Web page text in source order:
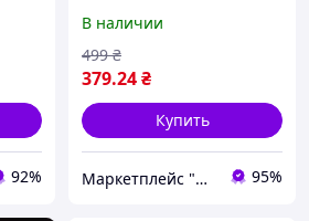
92%
Эссенция) 10 таблеток,
натуральный daymart
В наличии
379.24₴
499 ₴
Купить
Маркетплейс "Daymart" товары от производителей Украины, Европы и Азии 95%